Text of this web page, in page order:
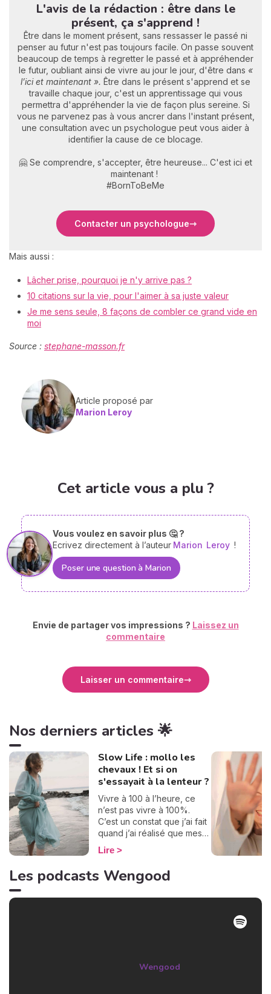
L'avis de la rédaction : être dans le
présent, ça s'apprend !
Être dans le moment présent, sans ressasser le passé ni
penser au futur n'est pas toujours facile. On passe souvent
beaucoup de temps à regretter le passé et à appréhender
le futur, oubliant ainsi de vivre au jour le jour, d'être dans «
l’ici et maintenant ». Être dans le présent s'apprend et se
travaille chaque jour, c'est un apprentissage qui vous
permettra d'appréhender la vie de façon plus sereine. Si
vous ne parvenez pas à vous ancrer dans l'instant présent,
une consultation avec un psychologue peut vous aider à
identifier la cause de ce blocage.
🤗 Se comprendre, s'accepter, être heureuse... C'est ici et
maintenant !
#BornToBeMe
Contacter un psychologue
Mais aussi :
Lâcher prise, pourquoi je n'y arrive pas ?
10 citations sur la vie, pour l'aimer à sa juste valeur
Je me sens seule, 8 façons de combler ce grand vide en
moi
Source : stephane-masson.fr
Article proposé par
Marion Leroy
Cet article vous a plu ?
Vous voulez en savoir plus 🤔 ?
Ecrivez directement à l’auteur Marion Leroy !
Poser une question à Marion
Envie de partager vos impressions ? Laissez un
commentaire
Laisser un commentaire
Nos derniers articles 🌟
Slow Life : mollo les
chevaux ! Et si on
s'essayait à la lenteur ?
Vivre à 100 à l’heure, ce
n’est pas vivre à 100%.
C’est un constat que j’ai fait
quand j’ai réalisé que mes
journées se ressemblaient
et défilaient à toute allure.
de savourer, mais un beau
contre-courant. Comment et
Lire
Les podcasts Wengood
Wengood